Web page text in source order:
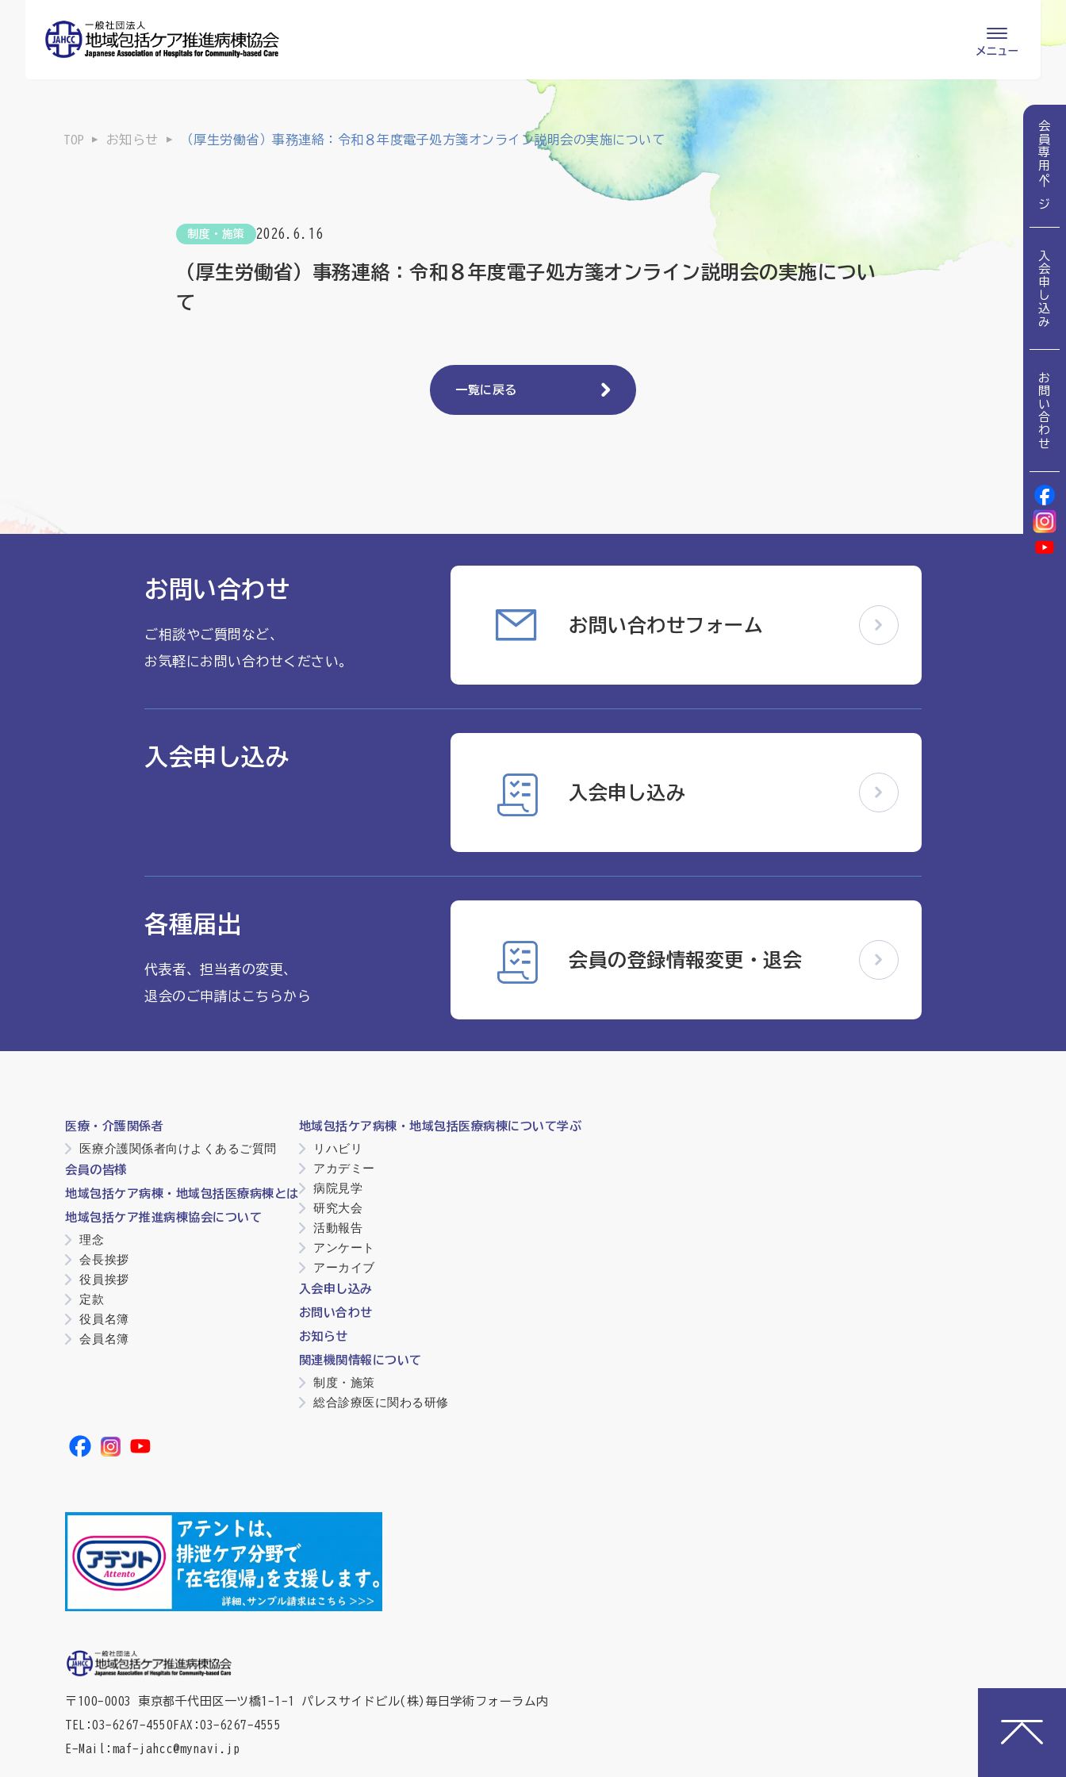
会員の皆様
定款
地域包括ケア病棟・地域包括医療病棟について学ぶ
お知らせ
関連機関情報について
会員専用ページ
入会申し込み
お問い合わせ
TOP お知らせ （厚生労働省）事務連絡：令和８年度電子処方箋オンライン説明会の実施について
制度・施策 2026.6.16
（厚生労働省）事務連絡：令和８年度電子処方箋オンライン説明会の実施につい
て
一覧に戻る
お問い合わせ
ご相談やご質問など、
お気軽にお問い合わせください。
お問い合わせフォーム
入会申し込み
入会申し込み
各種届出
代表者、担当者の変更、
退会のご申請はこちらから
会員の登録情報変更・退会
医療・介護関係者
医療介護関係者向けよくあるご質問
会員の皆様
地域包括ケア病棟・地域包括医療病棟とは
地域包括ケア推進病棟協会について
理念
会長挨拶
役員挨拶
定款
役員名簿
会員名簿
地域包括ケア病棟・地域包括医療病棟について学ぶ
リハビリ
アカデミー
病院見学
研究大会
活動報告
アンケート
アーカイブ
入会申し込み
お問い合わせ
お知らせ
関連機関情報について
制度・施策
総合診療医に関わる研修
〒100-0003 東京都千代田区一ツ橋1-1-1
パレスサイドビル(株)毎日学術フォーラム内
TEL
03-6267-4550 FAX
03-6267-4555
E-Mail
maf-jahcc@mynavi.jp